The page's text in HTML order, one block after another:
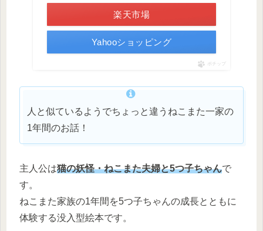
楽天市場
Yahooショッピング
ポチップ
人と似ているようでちょっと違うねこまた一家の
1年間のお話！
主人公は猫の妖怪・ねこまた夫婦と5つ子ちゃんで
す。
ねこまた家族の1年間を5つ子ちゃんの成長とともに
体験する没入型絵本です。